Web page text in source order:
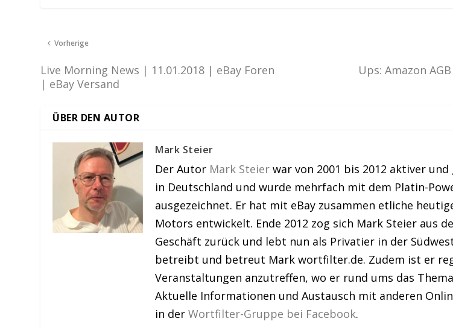
Vorherige
Live Morning News | 11.01.2018 | eBay Foren
| eBay Versand
Ups: Amazon
ÜBER DEN AUTOR
Mark Steier
Der Autor Mark Steier war von 2001 bis 2012 aktiver
in Deutschland und wurde mehrfach mit dem Platin-
ausgezeichnet. Er hat mit eBay zusammen etliche
Motors entwickelt. Ende 2012 zog sich Mark Steier aus
Geschäft zurück und lebt nun als Privatier in der
betreibt und betreut Mark wortfilter.de. Zudem ist er
Veranstaltungen anzutreffen, wo er rund ums das
Aktuelle Informationen und Austausch mit anderen
in derWortfilter-Gruppe bei Facebook.